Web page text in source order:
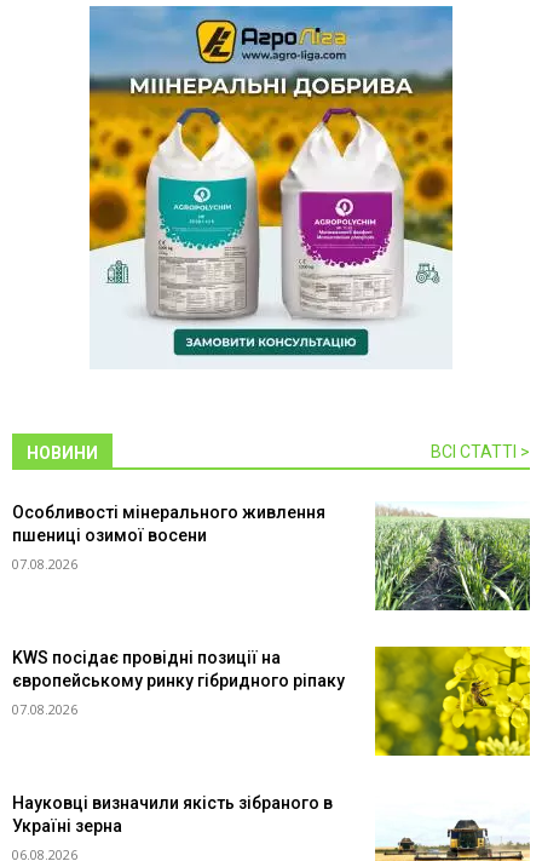
НОВИНИ ВСІ СТАТТІ >
Особливості мінерального живлення
пшениці озимої восени
07.08.2026
KWS посідає провідні позиції на
європейському ринку гібридного ріпаку
07.08.2026
Науковці визначили якість зібраного в
Україні зерна
06.08.2026